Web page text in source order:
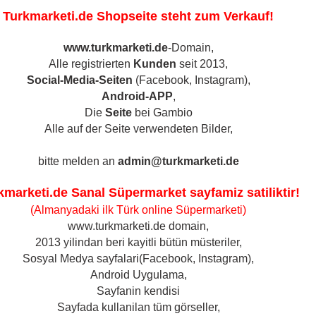
Turkmarketi.de Shopseite steht zum Verkauf!
www.turkmarketi.de-Domain,
Alle registrierten Kunden seit 2013,
Social-Media-Seiten (Facebook, Instagram),
Android-APP,
Die Seitebei Gambio
Alle auf der Seite verwendeten Bilder,
bitte melden an admin@turkmarketi.de
Sanal Süpermarket sayfamiz satiliktir!
(Almanyadaki ilk Türk online Süpermarketi)
www.turkmarketi.de domain,
2013 yilindan beri kayitli bütün müsteriler,
Sosyal Medya sayfalari(Facebook, Instagram),
Android Uygulama,
Sayfanin kendisi
Sayfada kullanilan tüm görseller,
BACKWAREN
Nüsse & Kerne &
Trockenfrüchte anzeigen
Kerne - Çekirdek
Nüsse & Pistazien &
Mandeln
Geschenkkörbe /
Präsentkörbe anzeigen
Geschenkkörbe /
Präsentkörbe
Türkisches Teeset